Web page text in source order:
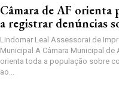
Câmara de AF orienta
a registrar denúncias
Lindomar Leal Assessorai de
Municipal A Câmara Municipal de
orienta toda a população sobre
ao...